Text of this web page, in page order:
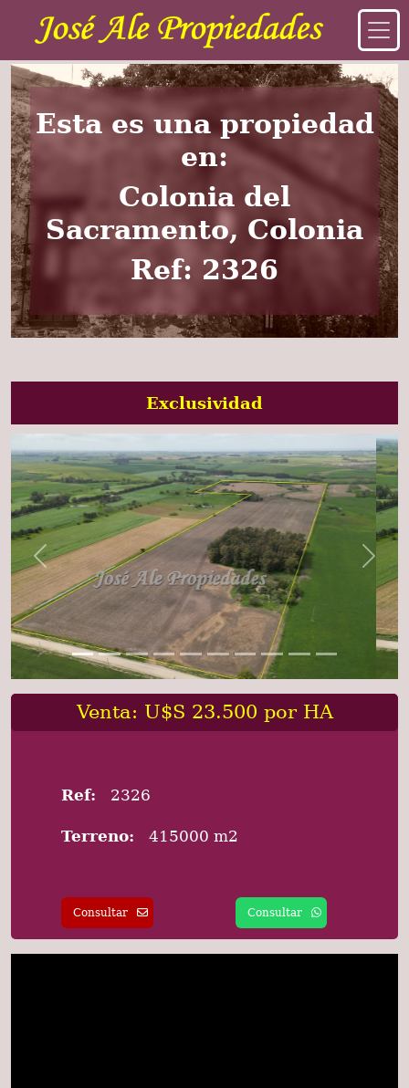
Esta es una propiedad
en:
Colonia del
Sacramento, Colonia
Ref: 2326
Exclusividad
Previous Next
Venta: U$S 23.500 por HA
Ref: 2326
Terreno: 415000 m2
Consultar Consultar